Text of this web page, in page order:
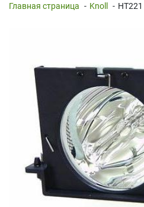
Главная страница - Knoll - HT221